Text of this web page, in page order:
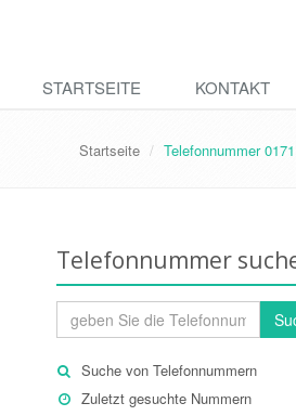
STARTSEITE KONTAKT
Startseite Telefonnummer
Telefonnummer
Suche von Telefonnummern
Zuletzt gesuchte Nummern